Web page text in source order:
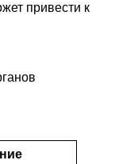
привести к